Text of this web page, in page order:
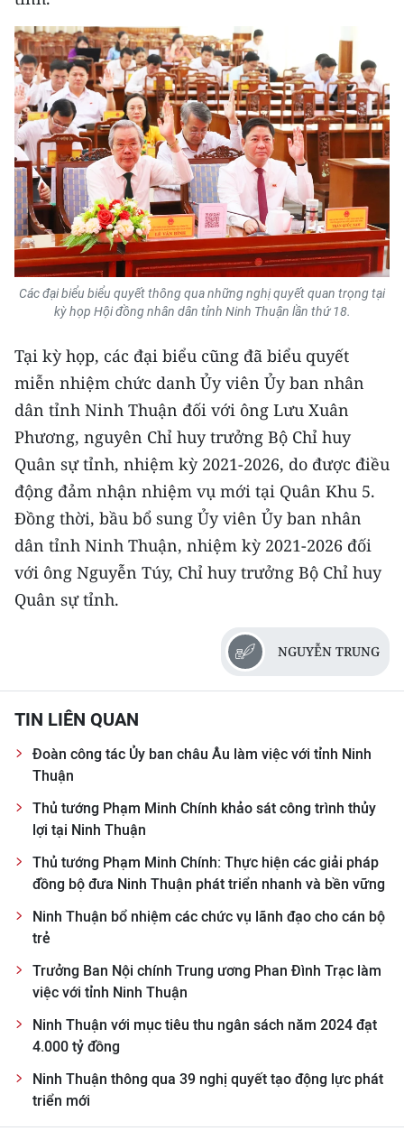
CHUYÊN ĐỀ
CÁC CHUYÊN TRANG
VỀ BÁO NHÂN DÂN
THỜI NAY
NHÂN DÂN CUỐI TUẦN
NHÂN DÂN HẰNG THÁNG
MUA BÁO
ĐỌC BÁO IN
ENGLISH
中文
FRANÇAIS
РУССКИЙ
ESPAÑOL
Các đại biểu biểu quyết thông qua những nghị quyết quan trọng tại
kỳ họp Hội đồng nhân dân tỉnh Ninh Thuận lần thứ 18.
Tại kỳ họp, các đại biểu cũng đã biểu quyết
miễn nhiệm chức danh Ủy viên Ủy ban nhân
dân tỉnh Ninh Thuận đối với ông Lưu Xuân
Phương, nguyên Chỉ huy trưởng Bộ Chỉ huy
Quân sự tỉnh, nhiệm kỳ 2021-2026, do được điều
động đảm nhận nhiệm vụ mới tại Quân Khu 5.
Đồng thời, bầu bổ sung Ủy viên Ủy ban nhân
dân tỉnh Ninh Thuận, nhiệm kỳ 2021-2026 đối
với ông Nguyễn Túy, Chỉ huy trưởng Bộ Chỉ huy
Quân sự tỉnh.
NGUYỄN TRUNG
TIN LIÊN QUAN
Đoàn công tác Ủy ban châu Âu làm việc với tỉnh Ninh
Thuận
Thủ tướng Phạm Minh Chính khảo sát công trình thủy
lợi tại Ninh Thuận
Thủ tướng Phạm Minh Chính: Thực hiện các giải pháp
đồng bộ đưa Ninh Thuận phát triển nhanh và bền vững
Ninh Thuận bổ nhiệm các chức vụ lãnh đạo cho cán bộ
trẻ
Trưởng Ban Nội chính Trung ương Phan Đình Trạc làm
việc với tỉnh Ninh Thuận
Ninh Thuận với mục tiêu thu ngân sách năm 2024 đạt
4.000 tỷ đồng
Ninh Thuận thông qua 39 nghị quyết tạo động lực phát
triển mới